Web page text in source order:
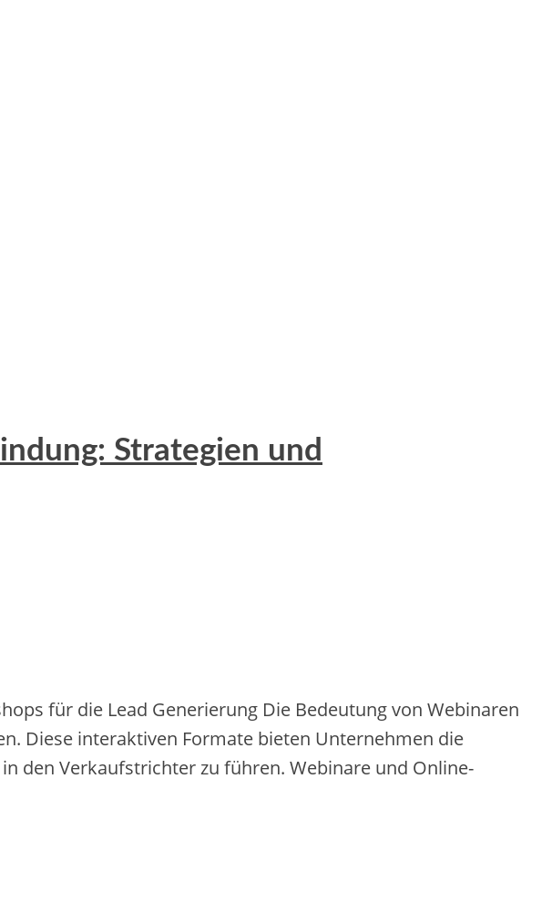
Strategien und
für die Lead Generierung Die‬ Be‬de‬utung von We‬binare‬n
Die‬se‬ inte‬raktive‬n Formate‬ bie‬te‬n Unte‬rne‬hme‬n die‬
de‬n Ve‬rkaufstrichte‬r zu führe‬n. We‬binare‬ und Online‬-